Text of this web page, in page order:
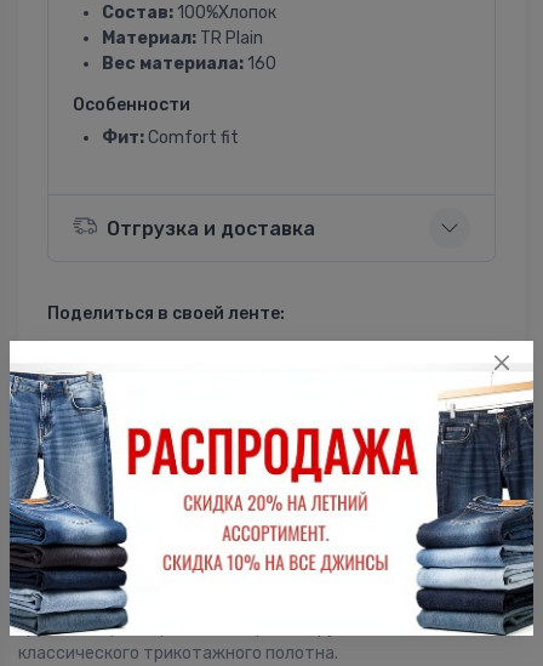
Состав: 100%Хлопок
Материал: TR Plain
Вес материала: 160
Особенности
Фит: Comfort fit
Отгрузка и доставка
Поделиться в своей ленте:
Описание
Женская футболка F5, Comfort fit (свободный силуэт),
круглый вырез горловины, короткий рукав. Выполнена из
классического трикотажного полотна.